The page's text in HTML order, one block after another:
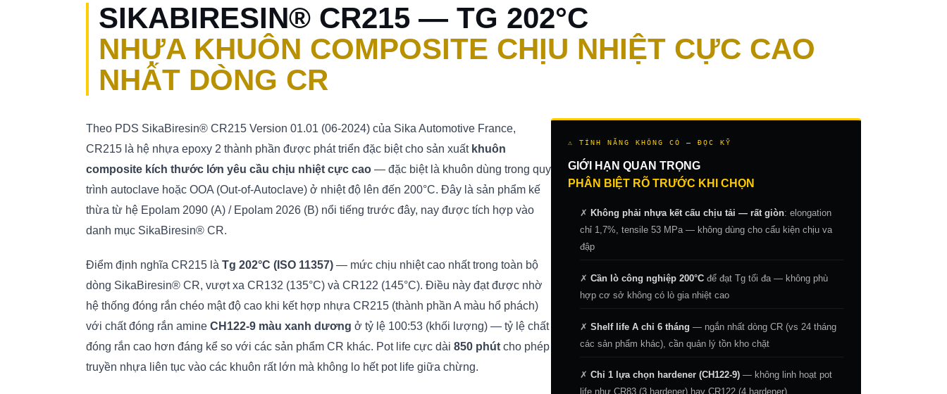
SIKABIRESIN® CR215 — TG 202°C
NHỰA KHUÔN COMPOSITE CHỊU NHIỆT CỰC CAO
NHẤT DÒNG CR
Theo PDS SikaBiresin® CR215 Version 01.01 (06-2024) của Sika Automotive France,
CR215 là hệ nhựa epoxy 2 thành phần được phát triển đặc biệt cho sản xuất khuôn
composite kích thước lớn yêu cầu chịu nhiệt cực cao — đặc biệt là khuôn dùng trong quy
trình autoclave hoặc OOA (Out-of-Autoclave) ở nhiệt độ lên đến 200°C. Đây là sản phẩm kế
thừa từ hệ Epolam 2090 (A) / Epolam 2026 (B) nổi tiếng trước đây, nay được tích hợp vào
danh mục SikaBiresin® CR.
Điểm định nghĩa CR215 là Tg 202°C (ISO 11357) — mức chịu nhiệt cao nhất trong toàn bộ
dòng SikaBiresin® CR, vượt xa CR132 (135°C) và CR122 (145°C). Điều này đạt được nhờ
hệ thống đóng rắn chéo mật độ cao khi kết hợp nhựa CR215 (thành phần A màu hổ phách)
với chất đóng rắn amine CH122-9 màu xanh dương ở tỷ lệ 100:53 (khối lượng) — tỷ lệ chất
đóng rắn cao hơn đáng kể so với các sản phẩm CR khác. Pot life cực dài 850 phút cho phép
truyền nhựa liên tục vào các khuôn rất lớn mà không lo hết pot life giữa chừng.
⚠ TÍNH NĂNG KHÔNG CÓ — ĐỌC KỸ
GIỚI HẠN QUAN TRỌNG
PHÂN BIỆT RÕ TRƯỚC KHI CHỌN
✗ Không phải nhựa kết cấu chịu tải — rất giòn: elongation
chỉ 1,7%, tensile 53 MPa — không dùng cho cấu kiện chịu va
đập
✗ Cần lò công nghiệp 200°Cđể đạt Tg tối đa — không phù
hợp cơ sở không có lò gia nhiệt cao
✗ Shelf life A chỉ 6 tháng — ngắn nhất dòng CR (vs 24 tháng
các sản phẩm khác), cần quản lý tồn kho chặt
✗ Chỉ 1 lựa chọn hardener (CH122-9)— không linh hoạt pot
life như CR83 (3 hardener) hay CR122 (4 hardener)